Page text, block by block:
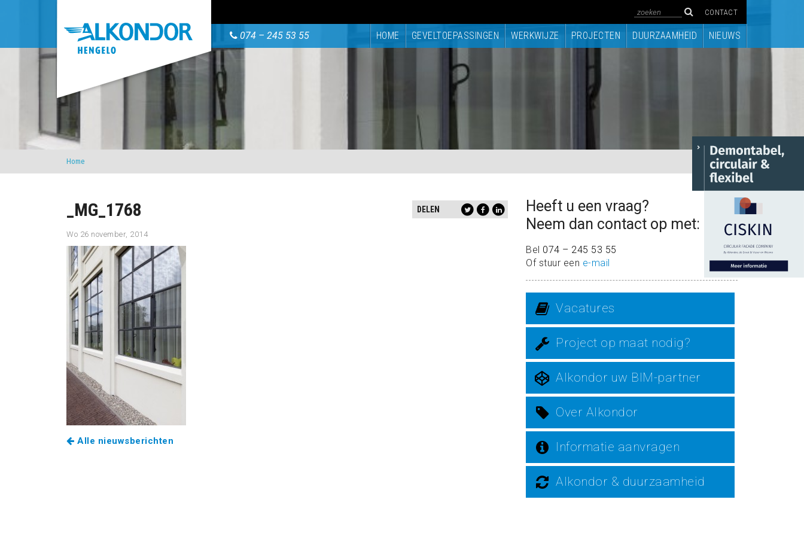
CONTACT
074 – 245 53 55 HOME GEVELTOEPASSINGEN WERKWIJZE PROJECTEN DUURZAAMHEID NIEUWS
Home
DELEN
_MG_1768
Wo 26 november, 2014
Alle nieuwsberichten
Heeft u een vraag?
Neem dan contact op met:
Bel 074 – 245 53 55
Of stuur een e-mail
Vacatures
Project op maat nodig?
Alkondor uw BIM-partner
Over Alkondor
Informatie aanvragen
Alkondor & duurzaamheid